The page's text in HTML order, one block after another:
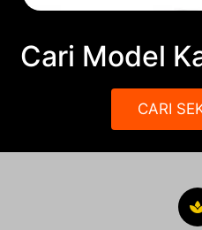
Cari Model
CARI